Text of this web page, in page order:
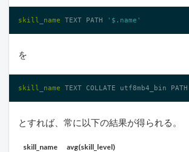
skill_name TEXT PATH '$.name'
を
skill_name TEXT COLLATE utf8mb4_bin PATH
とすれば、常に以下の結果が得られる。
skill_name
avg(skill_level)